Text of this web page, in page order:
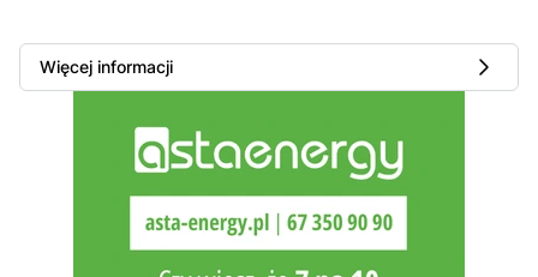
Więcej informacji